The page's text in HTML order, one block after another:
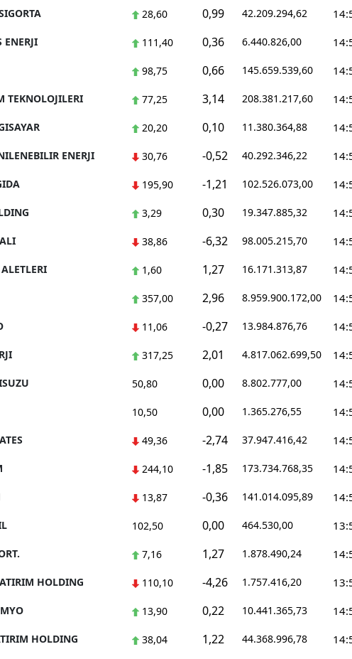
28,60 0,99 42.209.294,62
ENERJI 111,40 0,36 6.440.826,00
98,75 0,66 145.659.539,60
TEKNOLOJILERI 77,25 3,14 208.381.217,60
20,20 0,10 11.380.364,88
ENERJI 30,76 -0,52 40.292.346,22
195,90 -1,21 102.526.073,00
3,29 0,30 19.347.885,32
38,86 -6,32 98.005.215,70
1,60 1,27 16.171.313,87
357,00 2,96 8.959.900.172,00
11,06 -0,27 13.984.876,76
317,25 2,01 4.817.062.699,50
50,80 0,00 8.802.777,00
10,50 0,00 1.365.276,55
49,36 -2,74 37.947.416,42
244,10 -1,85 173.734.768,35
13,87 -0,36 141.014.095,89
102,50 0,00 464.530,00
7,16 1,27 1.878.490,24
HOLDING 110,10 -4,26 1.757.416,20
13,90 0,22 10.441.365,73
HOLDING 38,04 1,22 44.368.996,78